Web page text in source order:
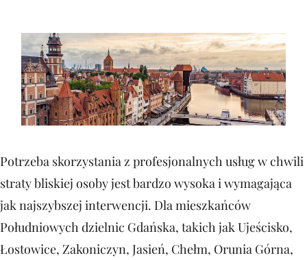
Potrzeba skorzystania z profesjonalnych usług w chwili
straty bliskiej osoby jest bardzo wysoka i wymagająca
jak najszybszej interwencji. Dla mieszkańców
Południowych dzielnic Gdańska, takich jak Ujeścisko,
Łostowice, Zakoniczyn, Jasień, Chełm, Orunia Górna,